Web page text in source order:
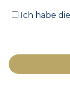
Ich habe